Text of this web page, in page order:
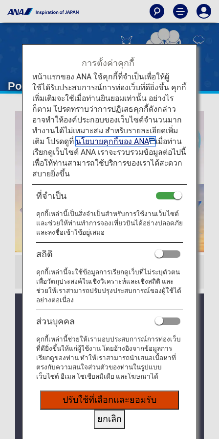
Pokémon Air Adventures
ประกาศพิเศษ
ANA เร็วๆ นี้! คลิกที่นี่เพื่อดูรายละเอียดเพิ่มเติม (ภาษา
อังกฤษเท่านั้น)
ใหม่: วิดีโอสาธิตความปลอดภัยบนเครื่องและการลง
จากเครื่องบินของ ANA ที่สร้างสรรค์ด้วยความร่วมมือ
กับ The Pokémon Company สามารถรับชมได้ใน
เที่ยวบินภายในประเทศและระหว่างประเทศทุกเที่ยว
ใหม่: “ห้องรับรอง ANA Pokemon Kids TV
Lounge” เปิดให้บริการแล้วภายในห้องรับรองของ
ANA ที่อาคารผู้โดยสารภายในประเทศและระหว่าง
ประเทศของสนามบินฮาเนดะ!
การตั้งค่าคุกกี้
หน้าแรกของ ANA ใช้คุกกี้ที่จำเป็นเพื่อให้ผู้
ใช้ได้รับประสบการณ์การท่องเว็บที่ดียิ่งขึ้น คุกกี้
เพิ่มเติมจะใช้เมื่อท่านยินยอมเท่านั้น อย่างไร
ก็ตาม โปรดทราบว่าการปฏิเสธคุกกี้ดังกล่าว
อาจทำให้องค์ประกอบของเว็บไซต์จำนวนมาก
ทำงานได้ไม่เหมาะสม สำหรับรายละเอียดเพิ่ม
เติม โปรดดูที่ นโยบายคุกกี้ของ ANA
เมื่อท่าน
เรียกดูเว็บไซต์ ANA เราจะรวบรวมข้อมูลต่อไปนี้
เพื่อให้ท่านสามารถใช้บริการของเราได้สะดวก
สบายยิ่งขึ้น
ที่จำเป็น
คุกกี้เหล่านี้เป็นสิ่งจำเป็นสำหรับการใช้งานเว็บไซต์
และช่วยให้ท่านทำการจองเที่ยวบินได้อย่างปลอดภัย
และลงชื่อเข้าใช้อยู่เสมอ
สถิติ
คุกกี้เหล่านี้จะใช้ข้อมูลการเรียกดูเว็บที่ไม่ระบุตัวตน
เพื่อวัตถุประสงค์ในเชิงวิเคราะห์และเชิงสถิติ และ
ช่วยให้เราสามารถปรับปรุงประสบการณ์ของผู้ใช้ได้
อย่างต่อเนื่อง
ส่วนบุคคล
คุกกี้เหล่านี้ช่วยให้เรามอบประสบการณ์การท่องเว็บ
ที่ดียิ่งขึ้นให้แก่ผู้ใช้งาน โดยอ้างอิงจากข้อมูลการ
เรียกดูของท่าน ทำให้เราสามารถนำเสนอเนื้อหาที่
ตรงกับความสนใจส่วนตัวของท่านในรูปแบบ
เว็บไซต์ อีเมล โซเชียลมีเดีย และโฆษณาได้
ปรับใช้ที่เลือกและยอมรับ
ยกเลิก